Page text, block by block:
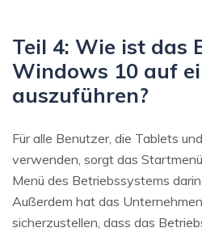
Teil 4: Wie ist das
Windows 10 auf
auszuführen?
Für alle Benutzer, die Tablets
verwenden, sorgt das
Menü des Betriebssystems
Außerdem hat das
sicherzustellen, dass das